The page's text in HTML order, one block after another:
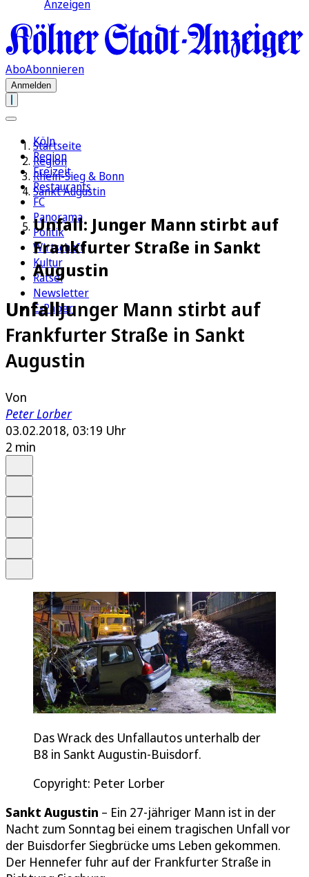
Anzeigen
AboAbonnieren
Anmelden
Köln
Region
Freizeit
Restaurants
FC
Panorama
Politik
Wirtschaft
Kultur
Rätsel
Newsletter
E-Paper
Startseite
Region
Rhein-Sieg & Bonn
Sankt Augustin
Unfall: Junger Mann stirbt auf
Frankfurter Straße in Sankt
Augustin
UnfallJunger Mann stirbt auf
Frankfurter Straße in Sankt
Augustin
Von
Peter Lorber
03.02.2018, 03:19 Uhr
2 min
Das Wrack des Unfallautos unterhalb der
B8 in Sankt Augustin-Buisdorf.
Copyright: Peter Lorber
Sankt Augustin – Ein 27-jähriger Mann ist in der
Nacht zum Sonntag bei einem tragischen Unfall vor
der Buisdorfer Siegbrücke ums Leben gekommen.
Der Hennefer fuhr auf der Frankfurter Straße in